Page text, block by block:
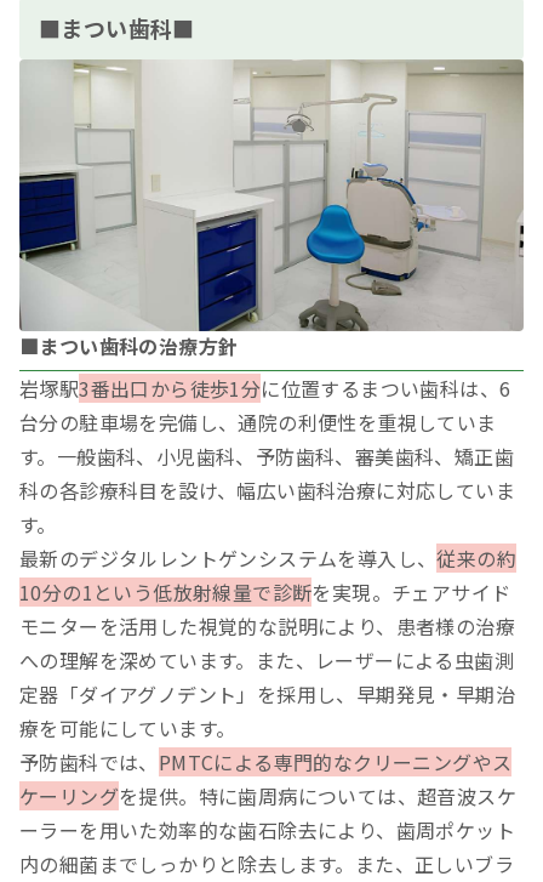
■まつい歯科■
■まつい歯科の治療方針
岩塚駅3番出口から徒歩1分に位置するまつい歯科は、6
台分の駐車場を完備し、通院の利便性を重視していま
す。一般歯科、小児歯科、予防歯科、審美歯科、矯正歯
科の各診療科目を設け、幅広い歯科治療に対応していま
す。
最新のデジタルレントゲンシステムを導入し、従来の約
10分の1という低放射線量で診断を実現。チェアサイド
モニターを活用した視覚的な説明により、患者様の治療
への理解を深めています。また、レーザーによる虫歯測
定器「ダイアグノデント」を採用し、早期発見・早期治
療を可能にしています。
予防歯科では、 PMTCによる専門的なクリーニングやス
ケーリングを提供。特に歯周病については、超音波スケ
ーラーを用いた効率的な歯石除去により、歯周ポケット
内の細菌までしっかりと除去します。また、正しいブラ